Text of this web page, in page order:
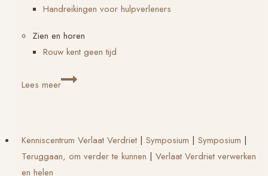
Handreikingen voor hulpverleners
Zien en horen
Rouw kent geen tijd
Lees meerTips
rouw
bij
Kenniscentrum Verlaat Verdriet | Symposium | Symposium |
Teruggaan, om verder te kunnen | Verlaat Verdriet verwerken
en helen